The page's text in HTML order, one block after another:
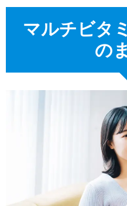
マルチビタ
の